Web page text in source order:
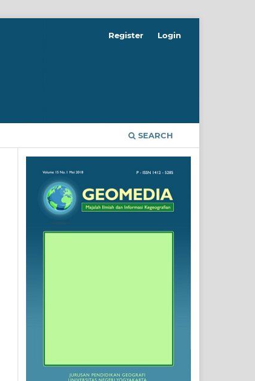
SEARCH
Register Login